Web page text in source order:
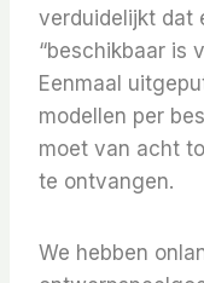
verduidelijkt dat
“beschikbaar is
Eenmaal
modellen per
moet van acht
te ontvangen.
We hebben